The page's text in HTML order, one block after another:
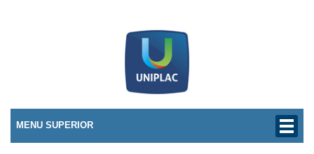
MENU SUPERIOR